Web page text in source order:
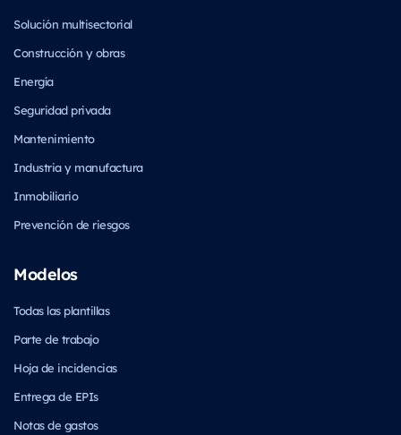
Solución multisectorial
Construcción y obras
Energía
Seguridad privada
Mantenimiento
Industria y manufactura
Inmobiliario
Prevención de riesgos
Modelos
Todas las plantillas
Parte de trabajo
Hoja de incidencias
Entrega de EPIs
Notas de gastos